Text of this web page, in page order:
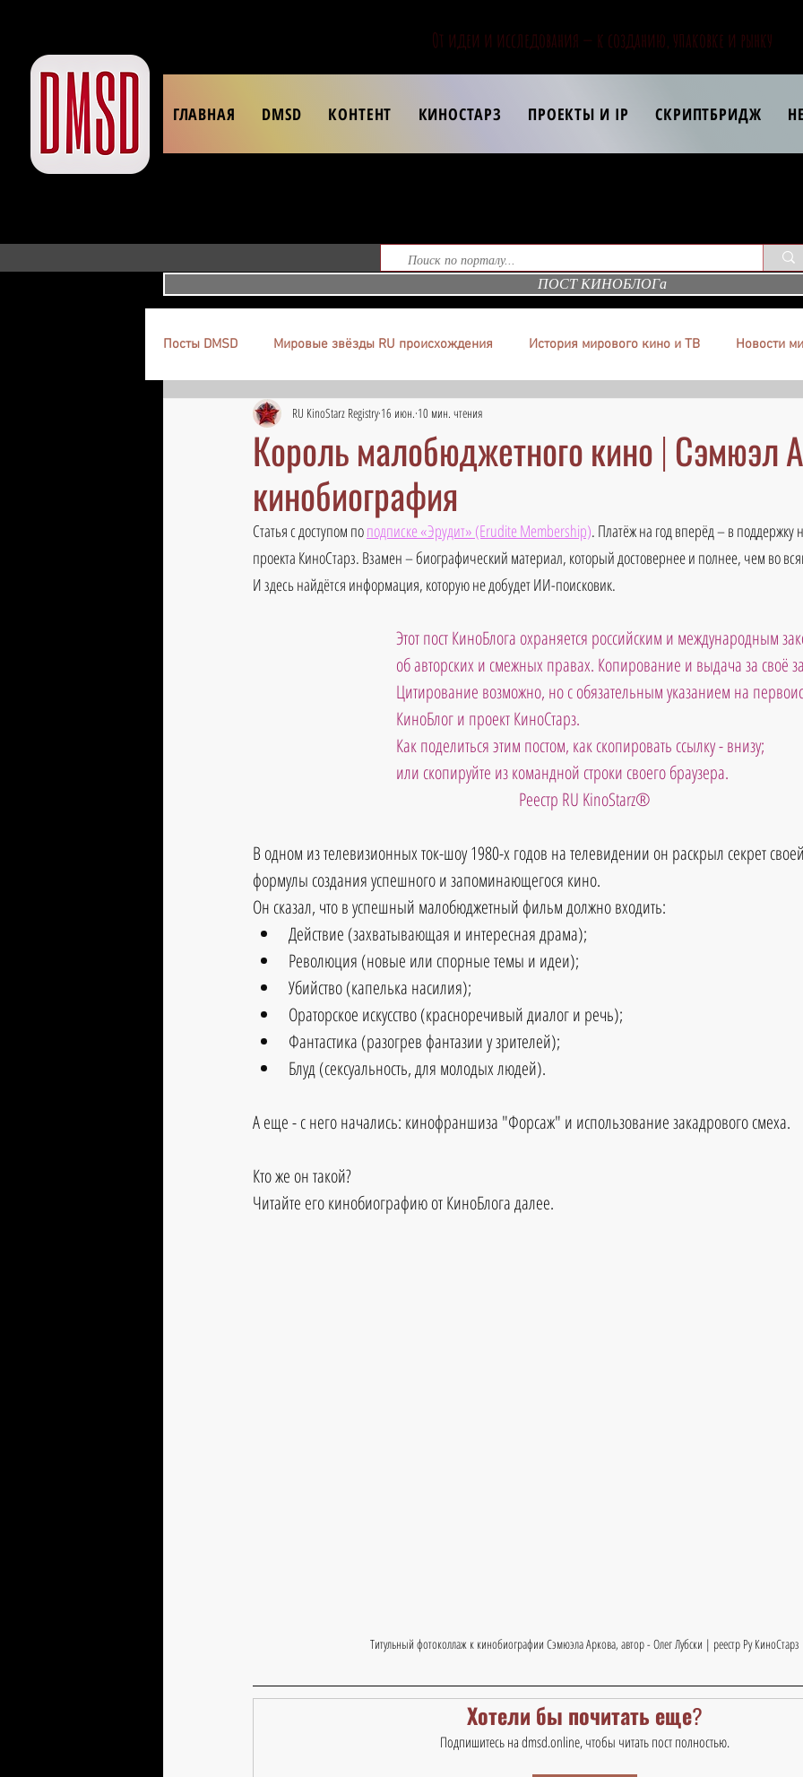
От идеи и исследования — к созданию, упаковке и рынку
ГЛАВНАЯ DMSD КОНТЕНТ КИНОСТАРЗ ПРОЕКТЫ И IP СКРИПТБРИДЖ
ПОСТ КИНОБЛОГа
Посты DMSD Мировые звёзды RU происхождения История мирового кино и ТВ Новости
Король малобюджетного кино | Сэмюэл
кинобиография
RU KinoStarz Registry 16 июн. 10 мин. чтения
Статья с доступом по подписке «Эрудит» (Erudite Membership). Платёж на год вперёд – в поддержку
проекта КиноСтарз. Взамен – биографический материал, который достовернее и полнее, чем во
И здесь найдётся информация, которую не добудет ИИ-поисковик.
Этот пост КиноБлога охраняется российским и международным
об авторских и смежных правах. Копирование и выдача за своё
Цитирование возможно, но с обязательным указанием на
КиноБлог и проект КиноСтарз.
Как поделиться этим постом, как скопировать ссылку - внизу;
или скопируйте из командной строки своего браузера.
Реестр RU KinoStarz®
В одном из телевизионных ток-шоу 1980-х годов на телевидении он раскрыл секрет
формулы создания успешного и запоминающегося кино.
Он сказал, что в успешный малобюджетный фильм должно входить:
Действие (захватывающая и интересная драма);
Революция (новые или спорные темы и идеи);
Убийство (капелька насилия);
Ораторское искусство (красноречивый диалог и речь);
Фантастика (разогрев фантазии у зрителей);
Блуд (сексуальность, для молодых людей).
А еще - с него начались: кинофраншиза "Форсаж" и использование закадрового смеха.
Кто же он такой?
Читайте его кинобиографию от КиноБлога далее.
Титульный фотоколлаж к кинобиографии Сэмюэла Аркова, автор - Олег Лубски | реестр Ру КиноСтарз
Хотели бы почитать еще?
Подпишитесь на dmsd.online, чтобы читать пост полностью.